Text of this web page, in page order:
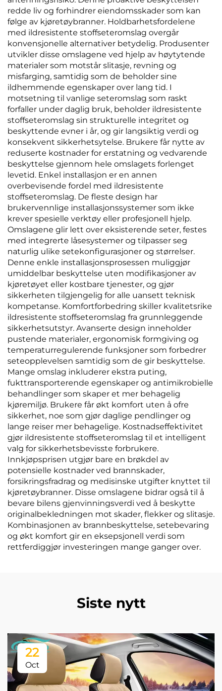
redde liv og forhindrer eiendomsskader som kan
følge av kjøretøybranner. Holdbarhetsfordelene
med ildresistente stoffseteromslag overgår
konvensjonelle alternativer betydelig. Produsenter
utvikler disse omslagene ved hjelp av høytytende
materialer som motstår slitasje, revning og
misfarging, samtidig som de beholder sine
ildhemmende egenskaper over lang tid. I
motsetning til vanlige seteromslag som raskt
forfaller under daglig bruk, beholder ildresistente
stoffseteromslag sin strukturelle integritet og
beskyttende evner i år, og gir langsiktig verdi og
konsekvent sikkerhetsytelse. Brukere får nytte av
reduserte kostnader for erstatning og vedvarende
beskyttelse gjennom hele omslagets forlenget
levetid. Enkel installasjon er en annen
overbevisende fordel med ildresistente
stoffseteromslag. De fleste design har
brukervennlige installasjonssystemer som ikke
krever spesielle verktøy eller profesjonell hjelp.
Omslagene glir lett over eksisterende seter, festes
med integrerte låsesystemer og tilpasser seg
naturlig ulike setekonfigurasjoner og størrelser.
Denne enkle installasjonsprosessen muliggjør
umiddelbar beskyttelse uten modifikasjoner av
kjøretøyet eller kostbare tjenester, og gjør
sikkerheten tilgjengelig for alle uansett teknisk
kompetanse. Komfortforbedring skiller kvalitetsrike
ildresistente stoffseteromslag fra grunnleggende
sikkerhetsutstyr. Avanserte design inneholder
pustende materialer, ergonomisk formgiving og
temperaturregulerende funksjoner som forbedrer
seteopplevelsen samtidig som de gir beskyttelse.
Mange omslag inkluderer ekstra puting,
fukttransporterende egenskaper og antimikrobielle
behandlinger som skaper et mer behagelig
kjøremiljø. Brukere får økt komfort uten å ofre
sikkerhet, noe som gjør daglige pendlinger og
lange reiser mer behagelige. Kostnadseffektivitet
gjør ildresistente stoffseteromslag til et intelligent
valg for sikkerhetsbevisste forbrukere.
Innkjøpsprisen utgjør bare en brøkdel av
potensielle kostnader ved brannskader,
forsikringsfradrag og medisinske utgifter knyttet til
kjøretøybranner. Disse omslagene bidrar også til å
bevare bilens gjenvinningsverdi ved å beskytte
originalbekledningen mot skader, flekker og slitasje.
Kombinasjonen av brannbeskyttelse, setebevaring
og økt komfort gir en eksepsjonell verdi som
rettferdiggjør investeringen mange ganger over.
Siste nytt
22
Oct